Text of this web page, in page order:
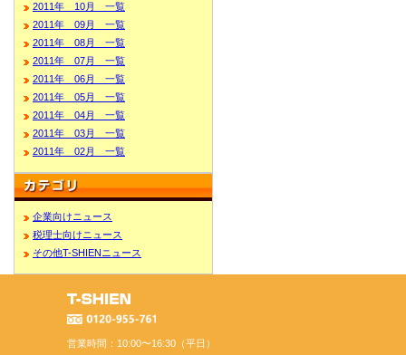
2011年 10月 一覧
2011年 09月 一覧
2011年 08月 一覧
2011年 07月 一覧
2011年 06月 一覧
2011年 05月 一覧
2011年 04月 一覧
2011年 03月 一覧
2011年 02月 一覧
企業向けニュース
税理士向けニュース
その他T-SHIENニュース
営業時間：10:00〜16:30（平日）